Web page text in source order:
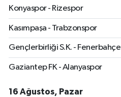
Konyaspor - Rizespor
Kasımpaşa - Trabzonspor
Gençlerbirliği S.K. - Fenerbahçe
Gaziantep FK - Alanyaspor
16 Ağustos, Pazar